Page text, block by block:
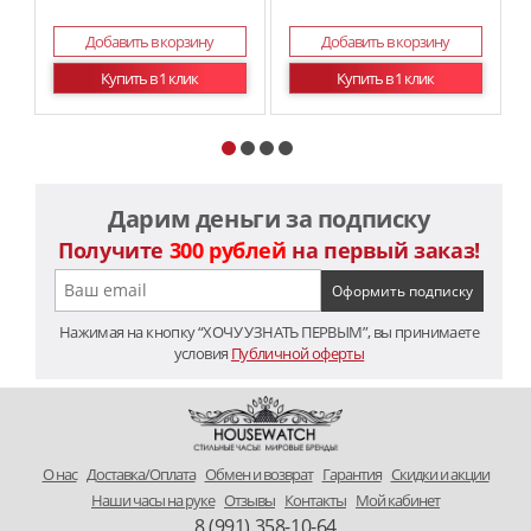
Добавить в корзину
Купить в 1 клик
Добавить в корзину
Купить в 1 клик
Дарим деньги за подписку
Получите 300 рублей на первый заказ!
Нажимая на кнопку “ХОЧУ УЗНАТЬ ПЕРВЫМ”, вы принимаете
условия Публичной оферты
O нас Доставка/Оплата Обмен и возврат Гарантия Скидки и акции
Наши часы на руке Отзывы Контакты Мой кабинет
8 (991) 358-10-64